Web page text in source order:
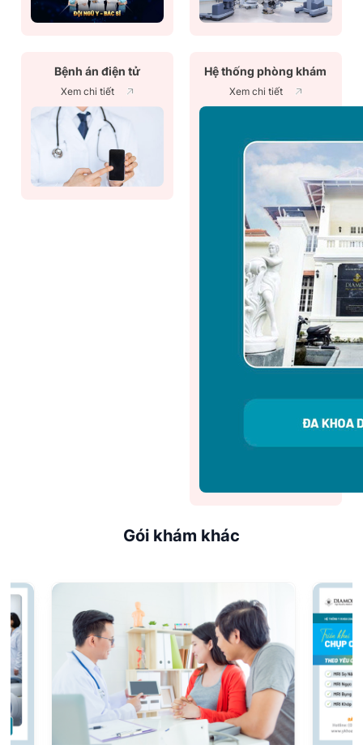
Bệnh án điện tử
Xem chi tiết
Hệ thống phòng khám
Xem chi tiết
Gói khám khác